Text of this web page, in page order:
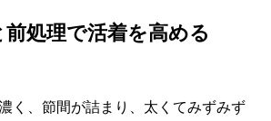
処理で活着を高める
く、節間が詰まり、太くてみずみず